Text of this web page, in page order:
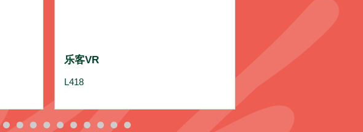
乐客VR
L418
盛悦鼎鸿保龄球俱乐部
B101